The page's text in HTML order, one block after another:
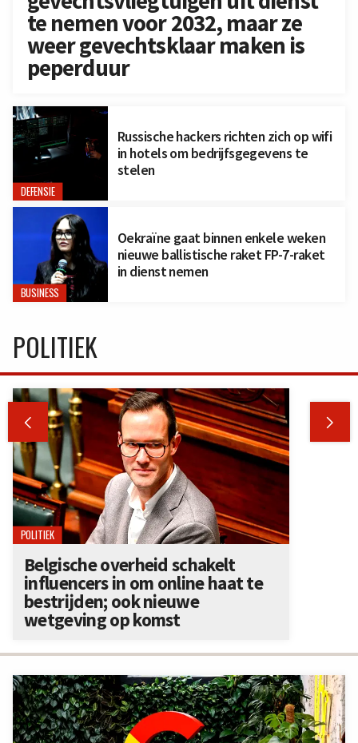
te nemen voor 2032, maar ze
weer gevechtsklaar maken is
peperduur
DEFENSIE
Russische hackers richten zich op wifi
in hotels om bedrijfsgegevens te
stelen
BUSINESS
Oekraïne gaat binnen enkele weken
nieuwe ballistische raket FP-7-raket
in dienst nemen
POLITIEK
 
POLITIEK
Belgische overheid schakelt
influencers in om online haat te
bestrijden; ook nieuwe
wetgeving op komst